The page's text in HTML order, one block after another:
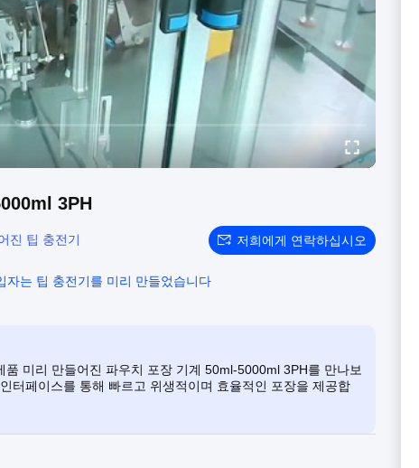
3PH
진 팁 충전기 저희에게 연락하십시오
자는 팁 충전기를 미리 만들었습니다
미리 만들어진 파우치 포장 기계 50ml-5000ml 3PH를 만나보
터페이스를 통해 빠르고 위생적이며 효율적인 포장을 제공합